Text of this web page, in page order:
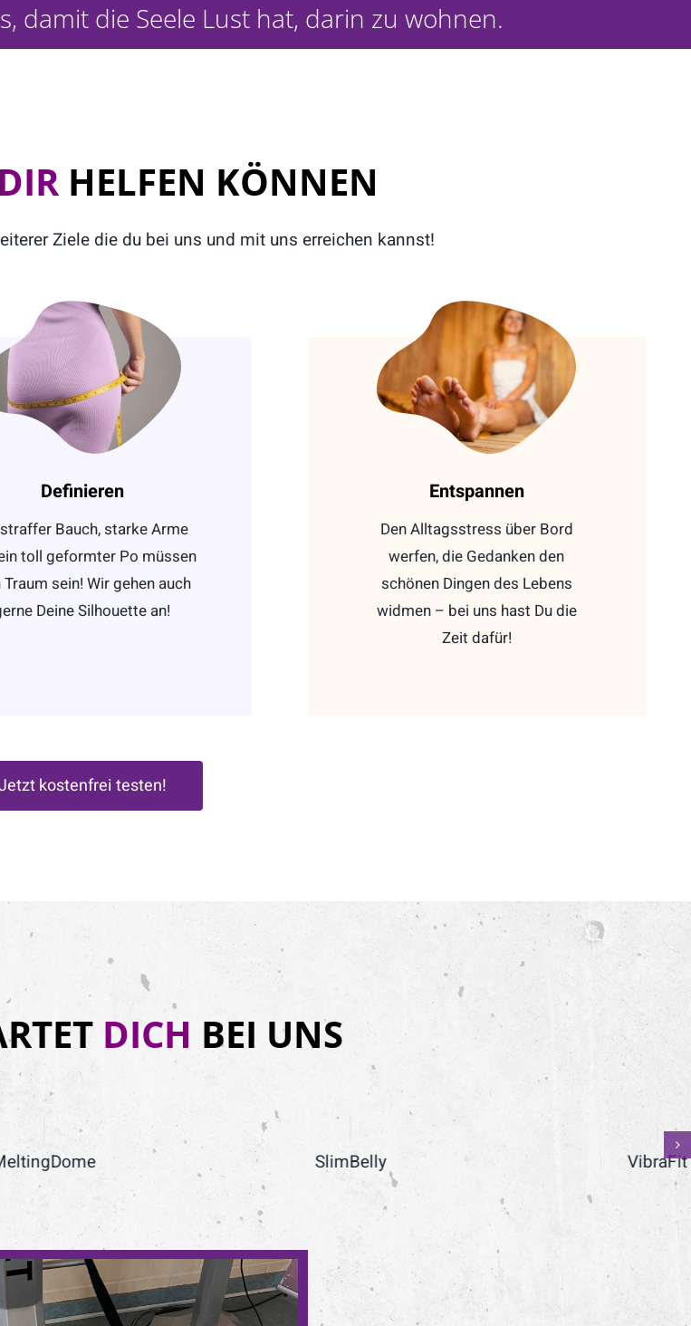
damit die Seele Lust hat, darin zu wohnen.
DIRHELFEN KÖNNEN
Ziele die du bei uns und mit uns erreichen kannst!
Definieren
Bauch, starke Arme
toll geformter Po müssen
Traum sein! Wir gehen auch
Deine Silhouette an!
Entspannen
Den Alltagsstress über Bord
werfen, die Gedanken den
schönen Dingen des Lebens
widmen – bei uns hast Du die
Zeit dafür!
kostenfrei testen!
DICH BEI UNS
SlimBelly VibraFit